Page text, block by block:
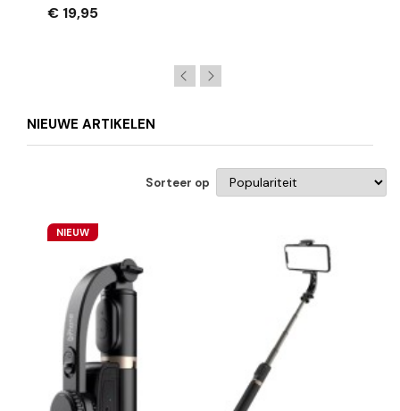
Lichtgewicht
€ 19,95
NIEUWE ARTIKELEN
Sorteer op
NIEUW